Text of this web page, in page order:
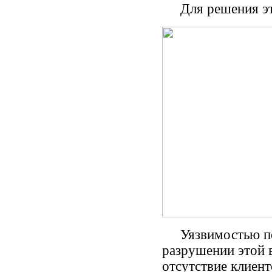
Для решения
Уязвимостью
разрушении этой
отсутствие